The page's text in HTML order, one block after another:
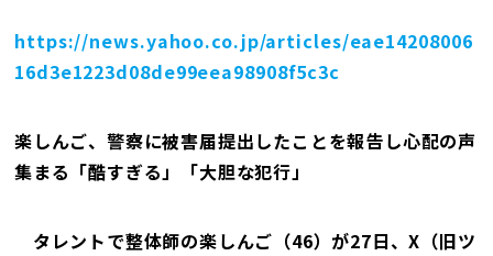
https://news.yahoo.co.jp/articles/eae14208006
16d3e1223d08de99eea98908f5c3c
楽しんご、警察に被害届提出したことを報告し心配の声
集まる「酷すぎる」「大胆な犯行」
タレントで整体師の楽しんご（46）が27日、X（旧ツ